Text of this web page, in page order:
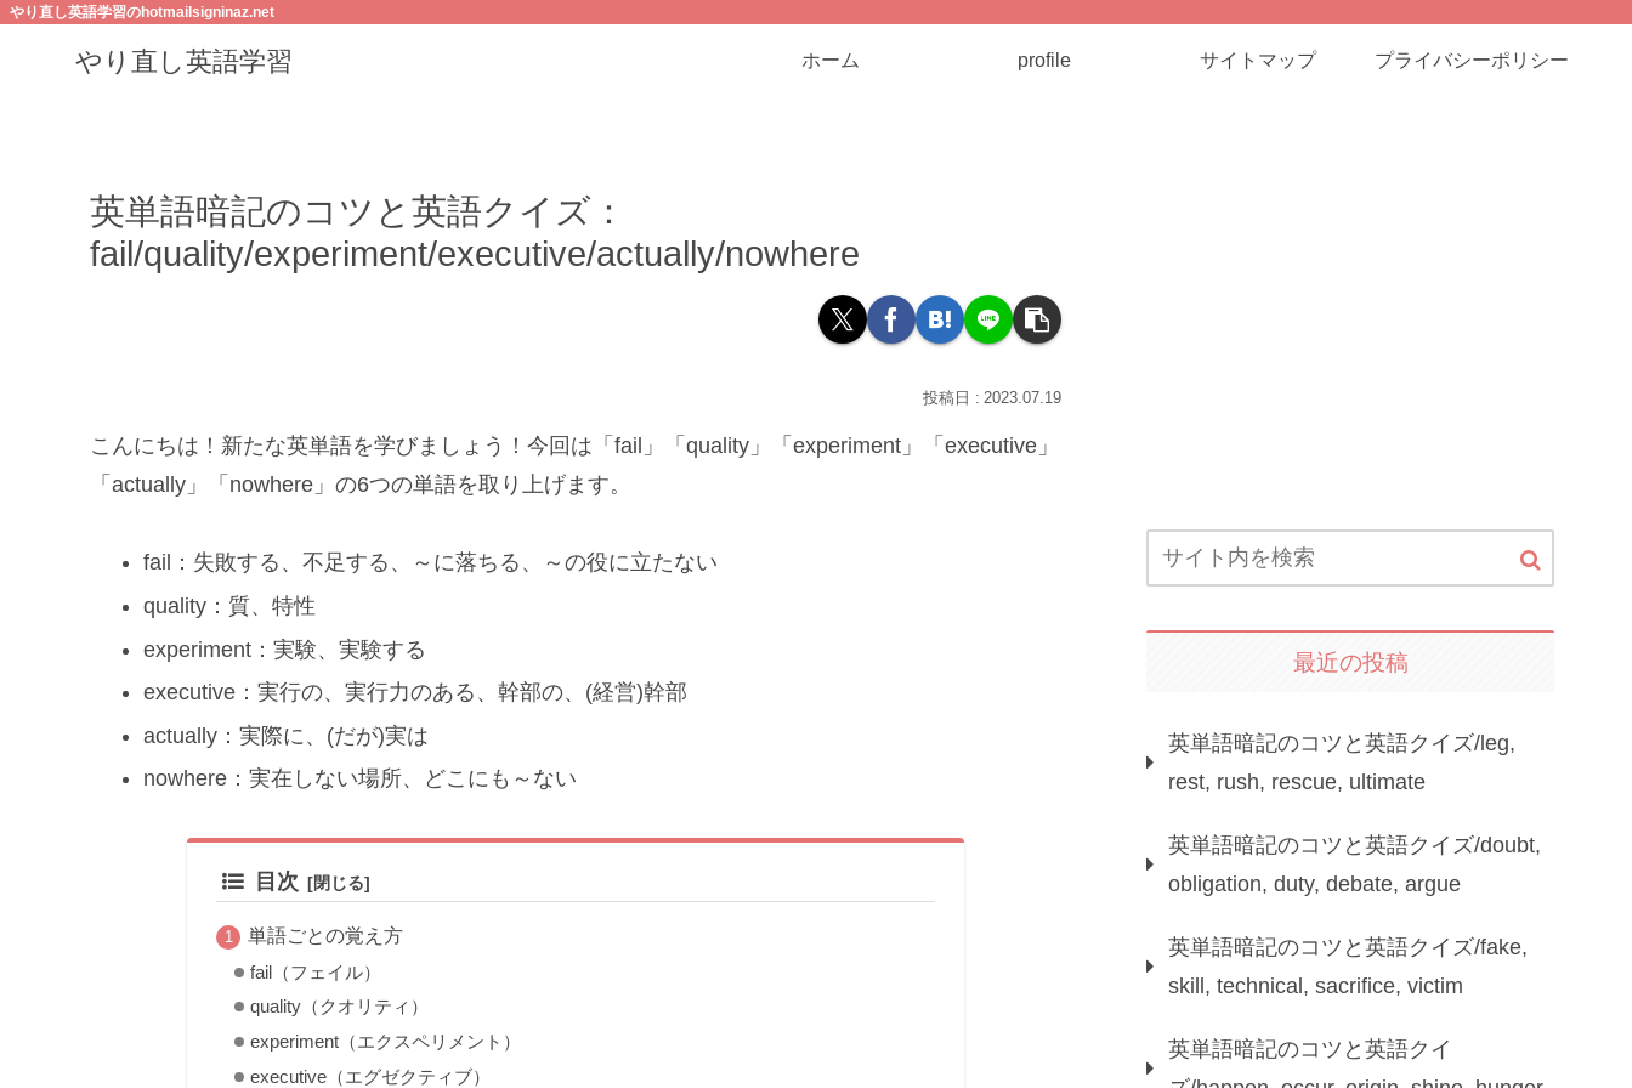
やり直し英語学習のhotmailsigninaz.net
やり直し英語学習 ホーム profile サイトマップ プライバシーポリシー
英単語暗記のコツと英語クイズ：
fail/quality/experiment/executive/actually/nowhere
2023.07.19
こんにちは！新たな英単語を学びましょう！今回は「fail」「quality」「experiment」「executive」
「actually」「nowhere」の6つの単語を取り上げます。
fail：失敗する、不足する、～に落ちる、～の役に立たない
quality：質、特性
experiment：実験、実験する
executive：実行の、実行力のある、幹部の、(経営)幹部
actually：実際に、(だが)実は
nowhere：実在しない場所、どこにも～ない
目次
単語ごとの覚え方
fail（フェイル）
quality（クオリティ）
experiment（エクスペリメント）
executive（エグゼクティブ）
最近の投稿
英単語暗記のコツと英語クイズ/leg,
rest, rush, rescue, ultimate
英単語暗記のコツと英語クイズ/doubt,
obligation, duty, debate, argue
英単語暗記のコツと英語クイズ/fake,
skill, technical, sacrifice, victim
英単語暗記のコツと英語クイ